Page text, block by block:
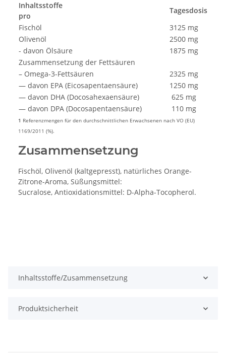
Inhaltsstoffe
pro
Tagesdosis
Fischöl
3125 mg
Olivenöl
2500 mg
- davon Ölsäure
1875 mg
Zusammensetzung der Fettsäuren
– Omega-3-Fettsäuren
2325 mg
— davon EPA (Eicosapentaensäure)
1250 mg
— davon DHA (Docosahexaensäure)
625 mg
— davon DPA (Docosapentaensäure)
110 mg
1 Referenzmengen für den durchschnittlichen Erwachsenen nach VO (EU)
1169/2011 (%).
Zusammensetzung
Fischöl, Olivenöl (kaltgepresst), natürliches Orange-
Zitrone-Aroma, Süßungsmittel:
Sucralose, Antioxidationsmittel: D-Alpha-Tocopherol.
Inhaltsstoffe/Zusammensetzung
Produktsicherheit